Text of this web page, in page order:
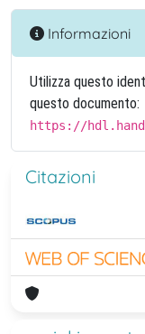
Informazioni
Utilizza questo
questo documento:
https://
Citazioni